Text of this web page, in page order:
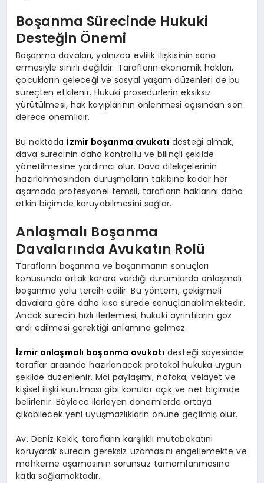
Boşanma Sürecinde Hukuki
Desteğin Önemi
Boşanma davaları, yalnızca evlilik ilişkisinin sona
ermesiyle sınırlı değildir. Tarafların ekonomik hakları,
çocukların geleceği ve sosyal yaşam düzenleri de bu
süreçten etkilenir. Hukuki prosedürlerin eksiksiz
yürütülmesi, hak kayıplarının önlenmesi açısından son
derece önemlidir.
Bu noktada İzmir boşanma avukatı desteği almak,
dava sürecinin daha kontrollü ve bilinçli şekilde
yönetilmesine yardımcı olur. Dava dilekçelerinin
hazırlanmasından duruşmaların takibine kadar her
aşamada profesyonel temsil, tarafların haklarını daha
etkin biçimde koruyabilmesini sağlar.
Anlaşmalı Boşanma
Davalarında Avukatın Rolü
Tarafların boşanma ve boşanmanın sonuçları
konusunda ortak karara vardığı durumlarda anlaşmalı
boşanma yolu tercih edilir. Bu yöntem, çekişmeli
davalara göre daha kısa sürede sonuçlanabilmektedir.
Ancak sürecin hızlı ilerlemesi, hukuki ayrıntıların göz
ardı edilmesi gerektiği anlamına gelmez.
İzmir anlaşmalı boşanma avukatı desteği sayesinde
taraflar arasında hazırlanacak protokol hukuka uygun
şekilde düzenlenir. Mal paylaşımı, nafaka, velayet ve
kişisel ilişki kurulması gibi konular açık ve net biçimde
belirlenir. Böylece ilerleyen dönemlerde ortaya
çıkabilecek yeni uyuşmazlıkların önüne geçilmiş olur.
Av. Deniz Kekik, tarafların karşılıklı mutabakatını
koruyarak sürecin gereksiz uzamasını engellemekte ve
mahkeme aşamasının sorunsuz tamamlanmasına
katkı sağlamaktadır.